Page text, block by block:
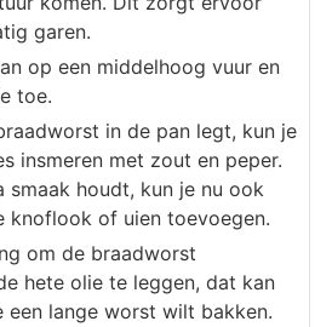
garen.
op een middelhoog vuur en
toe.
in de pan legt, kun je
insmeren met zout en peper.
smaak houdt, kun je nu ook
knoflook of uien toevoegen.
om de braadworst
hete olie te leggen, dat kan
een lange worst wilt bakken.